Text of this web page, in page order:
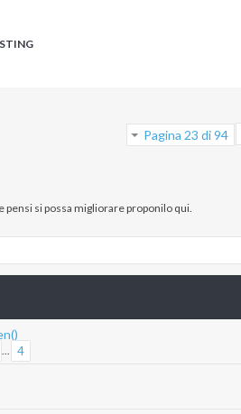
Pagina 23 di 94
pensi si possa migliorare proponilo qui.
... 4